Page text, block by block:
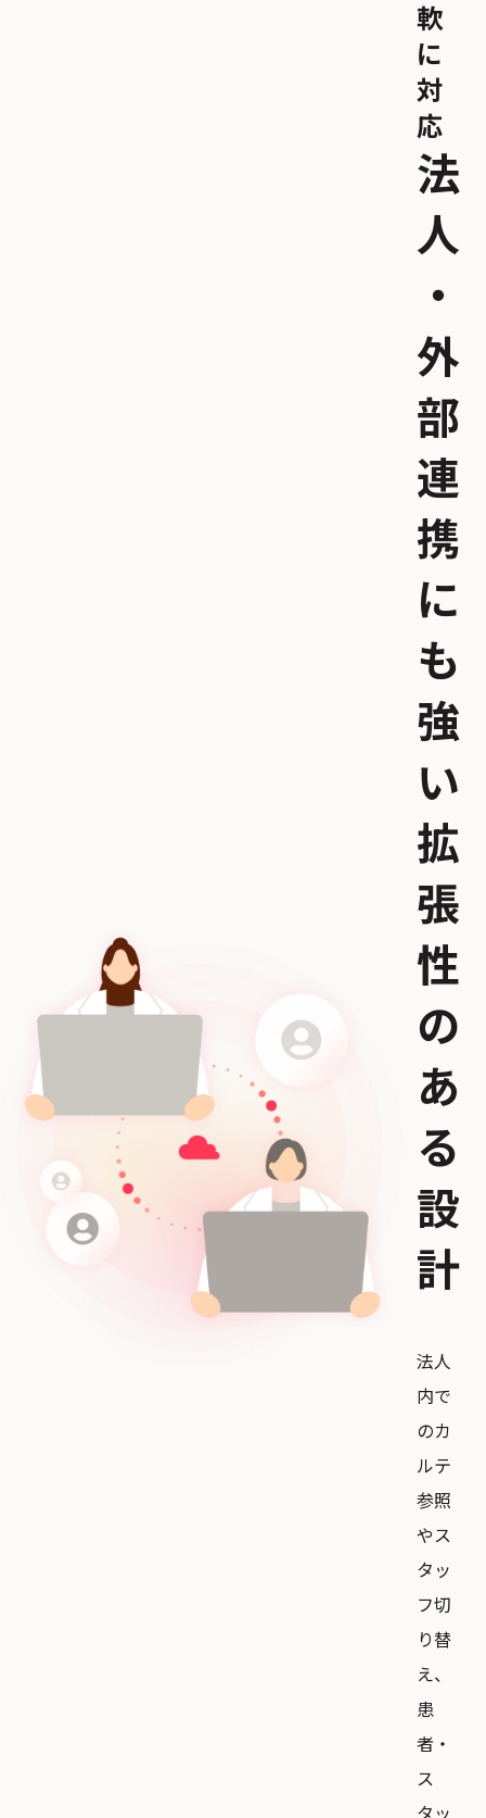
軟
に
対
応
法
人
・
外
部
連
携
に
も
強
い
拡
張
性
の
あ
る
設
計
法人
内で
のカ
ルテ
参照
やス
タッ
フ切
り替
え、
患
者・
ス